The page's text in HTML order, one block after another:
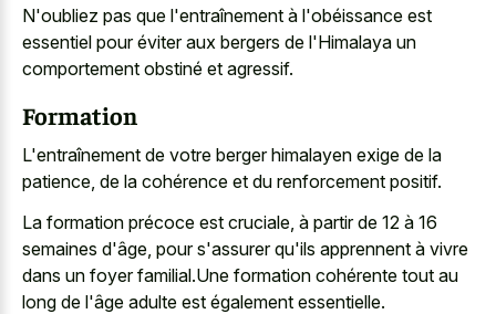
N'oubliez pas que l'entraînement à l'obéissance est
essentiel pour éviter aux bergers de l'Himalaya un
comportement obstiné et agressif.
Formation
L'entraînement de votre berger himalayen exige de la
patience, de la cohérence et du renforcement positif.
La formation précoce est cruciale, à partir de 12 à 16
semaines d'âge, pour s'assurer qu'ils apprennent à vivre
dans un foyer familial.Une formation cohérente tout au
long de l'âge adulte est également essentielle.